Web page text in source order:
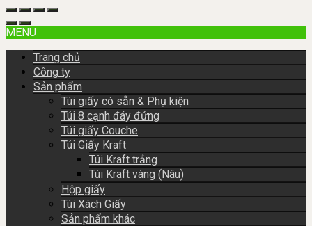
MENU
Trang chủ
Công ty
Sản phẩm
Túi giấy có sẵn & Phụ kiện
Túi 8 cạnh đáy đứng
Túi giấy Couche
Túi Giấy Kraft
Túi Kraft trắng
Túi Kraft vàng (Nâu)
Hộp giấy
Túi Xách Giấy
Sản phẩm khác